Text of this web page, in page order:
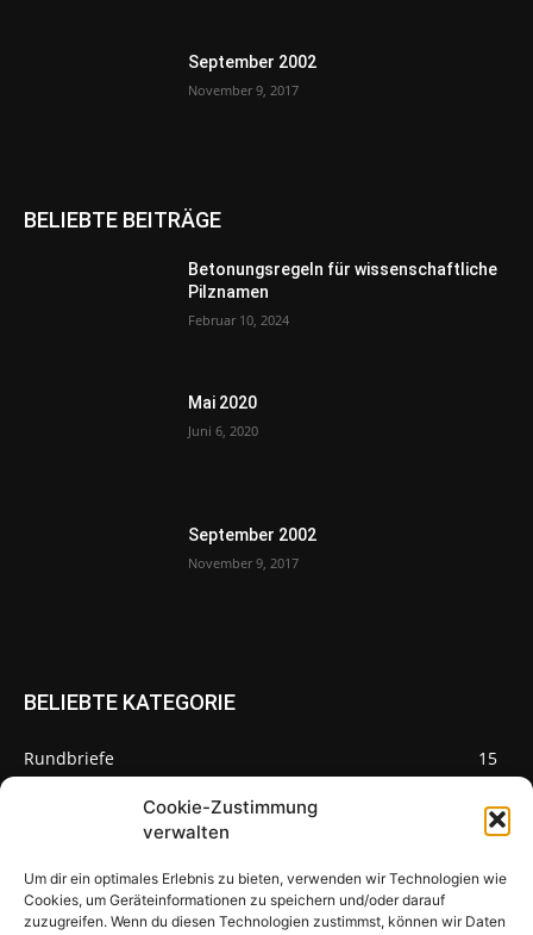
Cookie-Zustimmung
verwalten
Um dir ein optimales Erlebnis zu bieten, verwenden wir Technologien wie
Cookies, um Geräteinformationen zu speichern und/oder darauf
zuzugreifen. Wenn du diesen Technologien zustimmst, können wir Daten
September 2002
November 9, 2017
BELIEBTE BEITRÄGE
Betonungsregeln für wissenschaftliche
Pilznamen
Februar 10, 2024
Mai 2020
Juni 6, 2020
September 2002
November 9, 2017
BELIEBTE KATEGORIE
Rundbriefe
15